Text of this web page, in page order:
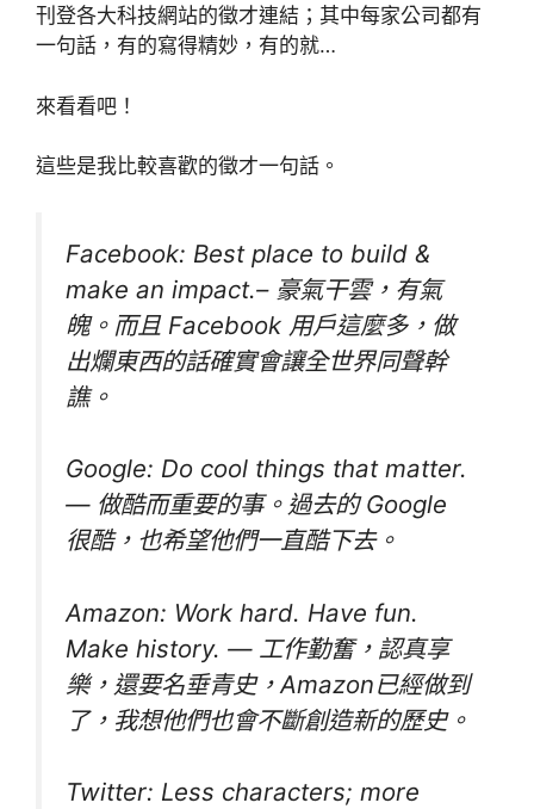
刊登各大科技網站的徵才連結；其中每家公司都有
一句話，有的寫得精妙，有的就…
來看看吧！
這些是我比較喜歡的徵才一句話。
Facebook: Best place to build &
make an impact.– 豪氣干雲，有氣
魄。而且 Facebook 用戶這麼多，做
出爛東西的話確實會讓全世界同聲幹
譙。
Google: Do cool things that matter.
— 做酷而重要的事。過去的 Google
很酷，也希望他們一直酷下去。
Amazon: Work hard. Have fun.
Make history. — 工作勤奮，認真享
樂，還要名垂青史，Amazon已經做到
了，我想他們也會不斷創造新的歷史。
Twitter: Less characters; more